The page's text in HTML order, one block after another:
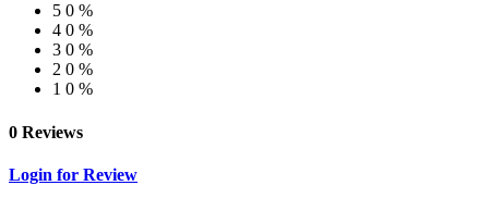
5 0 %
4 0 %
3 0 %
2 0 %
1 0 %
0 Reviews
Login for Review